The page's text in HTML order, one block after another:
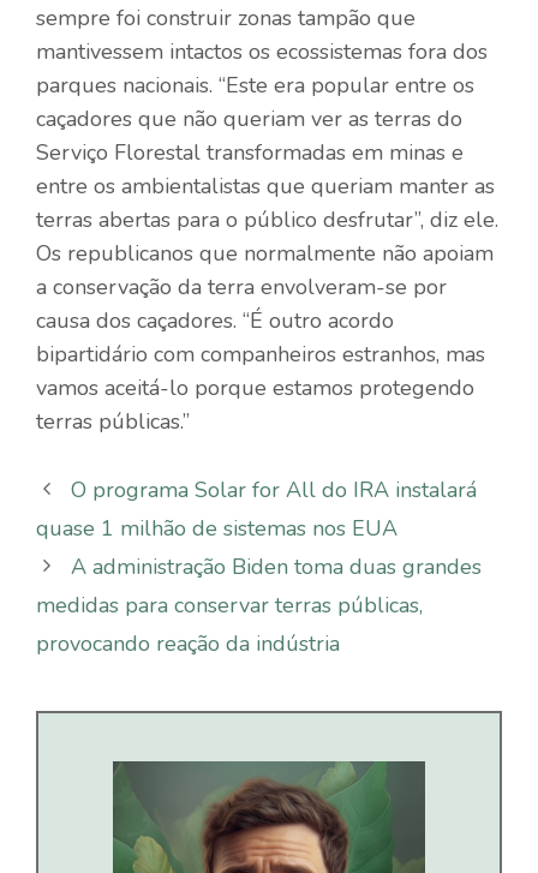
sempre foi construir zonas tampão que
mantivessem intactos os ecossistemas fora dos
parques nacionais. “Este era popular entre os
caçadores que não queriam ver as terras do
Serviço Florestal transformadas em minas e
entre os ambientalistas que queriam manter as
terras abertas para o público desfrutar”, diz ele.
Os republicanos que normalmente não apoiam
a conservação da terra envolveram-se por
causa dos caçadores. “É outro acordo
bipartidário com companheiros estranhos, mas
vamos aceitá-lo porque estamos protegendo
terras públicas.”
O programa Solar for All do IRA instalará
quase 1 milhão de sistemas nos EUA
A administração Biden toma duas grandes
medidas para conservar terras públicas,
provocando reação da indústria